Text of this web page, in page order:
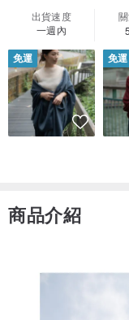
出貨速度
一週內
免運 免運
商品介紹